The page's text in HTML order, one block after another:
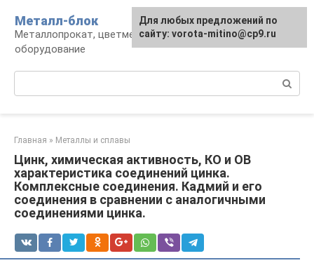
контенту
Металл-блок
Металлопрокат, цветмет, обработка и
оборудование
Главная » Металлы и сплавы
Цинк, химическая активность, КО и ОВ
характеристика соединений цинка.
Комплексные соединения. Кадмий и его
соединения в сравнении с аналогичными
соединениями цинка.
Для любых предложений по
сайту: vorota-mitino@cp9.ru